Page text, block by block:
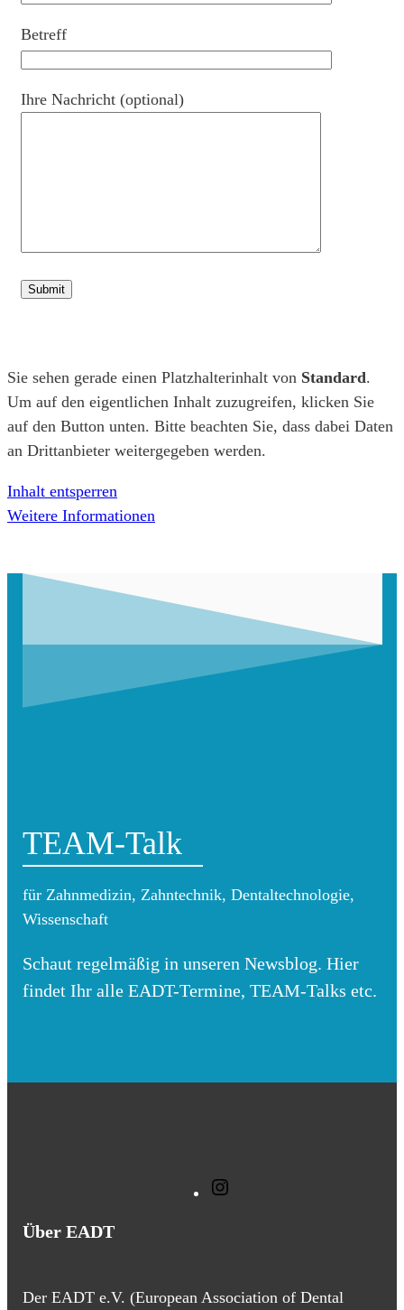
Betreff
Ihre Nachricht (optional)
Sie sehen gerade einen Platzhalterinhalt von Standard.
Um auf den eigentlichen Inhalt zuzugreifen, klicken Sie
auf den Button unten. Bitte beachten Sie, dass dabei Daten
an Drittanbieter weitergegeben werden.
Inhalt entsperren
Weitere Informationen
TEAM-Talk
für Zahnmedizin, Zahntechnik, Dentaltechnologie,
Wissenschaft
Schaut regelmäßig in unseren Newsblog. Hier
findet Ihr alle EADT-Termine, TEAM-Talks etc.
Über EADT
Der EADT e.V. (European Association of Dental